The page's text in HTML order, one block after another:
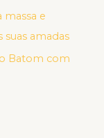
e
amadas
Batom com